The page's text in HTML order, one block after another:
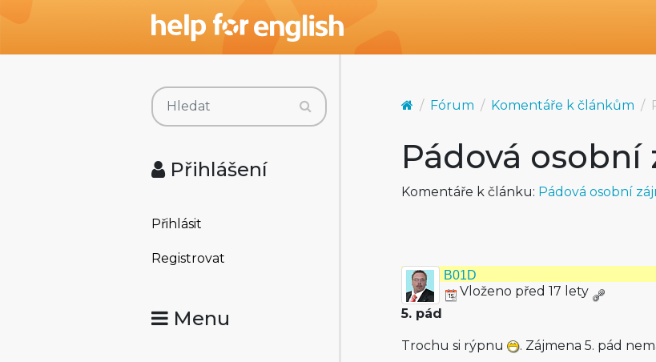
Přihlášení
Přihlásit
Registrovat
Menu
Fórum Komentáře k článkům
Pádová osobní
Komentáře k článku: Pádová osobní
B01D
Vloženo před 17 lety
5. pád
Trochu si rýpnu . Zájmena 5. pád